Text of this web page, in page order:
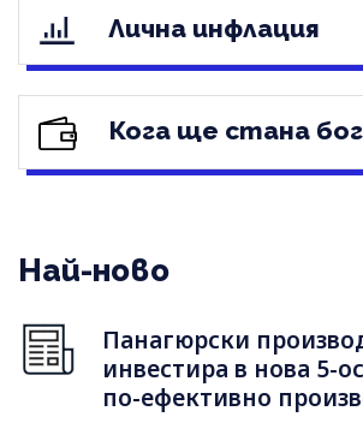
Лична инфлация
Кога ще стана
Най-ново
Панагюрски
инвестира в нова 5-
по-ефективно